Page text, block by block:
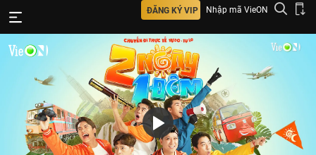
ĐĂNG KÝ VIP Nhập mã VieON